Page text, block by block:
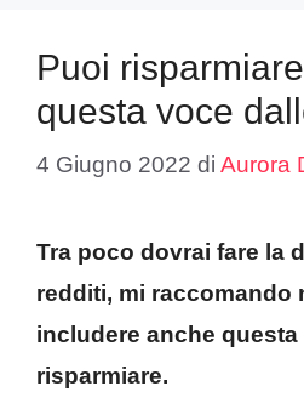
Puoi
questa voce
4 Giugno 2022 di Aurora
Tra poco dovrai fare la
redditi, mi raccomando
includere anche
risparmiare.